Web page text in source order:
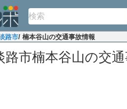
路市/ 楠本谷山の交通事故情報
路市楠本谷山の交